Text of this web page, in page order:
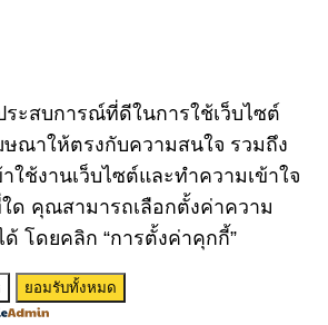
ระสบการณ์ที่ดีในการใช้เว็บไซต์
ณาให้ตรงกับความสนใจ รวมถึง
าใช้งานเว็บไซต์และทำความเข้าใจ
ด คุณสามารถเลือกตั้งค่าความ
โดยคลิก “การตั้งค่าคุกกี้”
ยอมรับทั้งหมด